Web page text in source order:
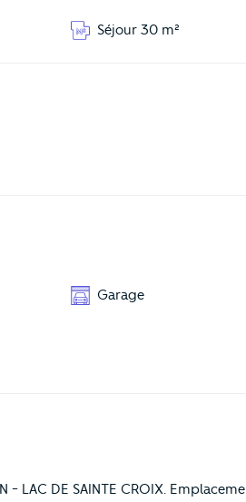
Séjour 30 m²
Garage
- LAC DE SAINTE CROIX.